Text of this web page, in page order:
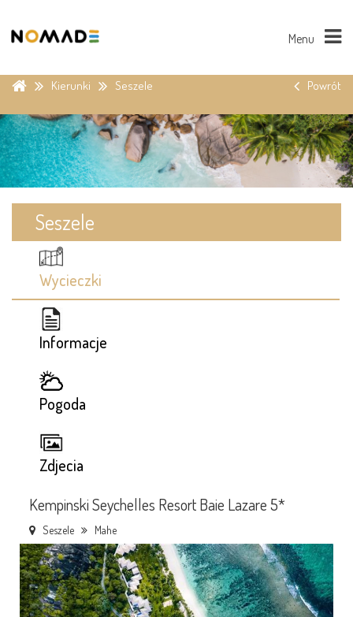
Menu
Kierunki Seszele Powrót
Seszele
Wycieczki
Informacje
Pogoda
Zdjecia
Kempinski Seychelles Resort Baie Lazare 5*
Seszele Mahe